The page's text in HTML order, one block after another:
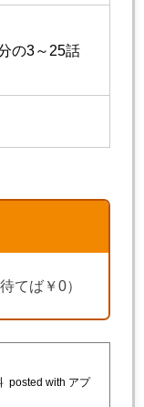
の3～25話
てば￥0）
posted with アプ